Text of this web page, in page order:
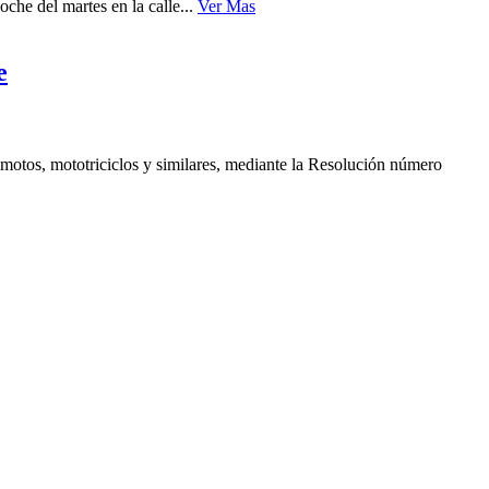
del martes en la calle... Ver Mas
mototriciclos y similares, mediante la Resolución número